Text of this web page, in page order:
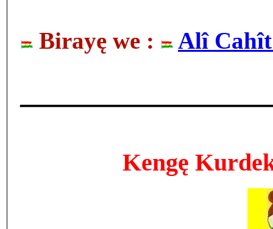
Birayę we : Alî
Kengę